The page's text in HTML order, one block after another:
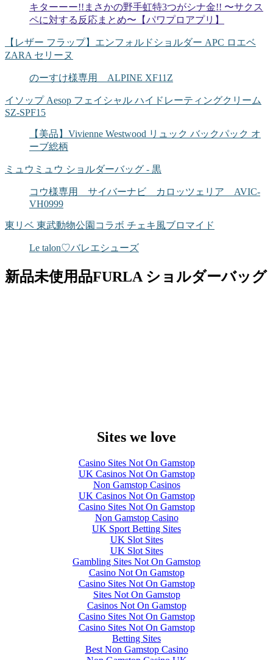
キターーー!!まさかの野手虹特3つがシナ金!! 〜サクス
ペに対する反応まとめ〜【パワプロアプリ】
【レザー フラップ】エンフォルドショルダー APC ロエベ
ZARA セリーヌ
のーすけ様専用 ALPINE XF11Z
イソップ Aesop フェイシャル ハイドレーティングクリーム
SZ-SPF15
【美品】Vivienne Westwood リュック バックパック オ
ーブ総柄
ミュウミュウ ショルダーバッグ - 黒
コウ様専用 サイバーナビ カロッツェリア AVIC-
VH0999
東リベ 東武動物公園コラボ チェキ風ブロマイド
Le talon♡バレエシューズ
新品未使用品FURLA ショルダーバッグ
Sites we love
Casino Sites Not On Gamstop
UK Casinos Not On Gamstop
Non Gamstop Casinos
UK Casinos Not On Gamstop
Casino Sites Not On Gamstop
Non Gamstop Casino
UK Sport Betting Sites
UK Slot Sites
UK Slot Sites
Gambling Sites Not On Gamstop
Casino Not On Gamstop
Casino Sites Not On Gamstop
Sites Not On Gamstop
Casinos Not On Gamstop
Casino Sites Not On Gamstop
Casino Sites Not On Gamstop
Betting Sites
Best Non Gamstop Casino